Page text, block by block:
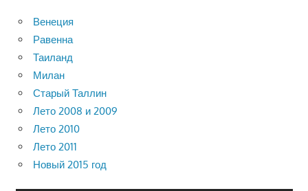
Венеция
Равенна
Таиланд
Милан
Старый Таллин
Лето 2008 и 2009
Лето 2010
Лето 2011
Новый 2015 год